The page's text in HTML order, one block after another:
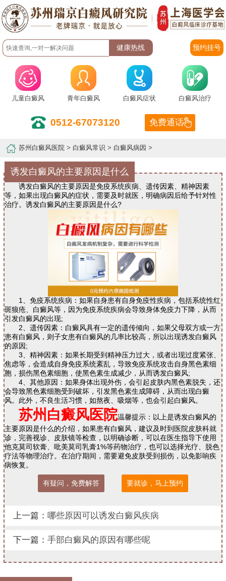
预约挂号
儿童白癜风 青年白癜风 白癜风症状 白癜风治疗
0512-67073120 免费通话
苏州白癜风医院 > 白癜风常识 > 白癜风病因 >
诱发白癜风的主要原因是什么
诱发白癜风的主要原因是免疫系统疾病、遗传因素、精神因素
等，如果出现白癜风的症状，需要及时就医，明确病因后给予针对性
治疗。诱发白癜风的主要原因是什么?
1、免疫系统疾病：如果自身患有自身免疫性疾病，包括系统性红
斑狼疮、白癜风等，因为免疫系统疾病会导致身体免疫力下降，从而
引发白癜风的出现;
2、遗传因素：白癜风具有一定的遗传倾向，如果父母双方或一方
患有白癜风，则子女患有白癜风的几率比较高，所以出现诱发白癜风
的原因;
3、精神因素：如果长期受到精神压力过大，或者出现过度紧张、
焦虑等，会造成自身免疫系统紊乱，导致免疫系统攻击自身黑色素细
胞，损伤黑色素细胞，使黑色素生成减少，从而诱发白癜风;
4、其他原因：如果身体出现外伤，会引起皮肤内黑色素脱失，还
会导致黑色素细胞受到破坏，引发黑色素生成障碍，从而出现白癜
风。此外，不良生活习惯，如熬夜、吸烟等，也会引起白癜风。
苏州白癜风医院温馨提示：以上是诱发白癜风的
主要原因是什么的介绍，如果患有白癜风，建议及时到医院皮肤科就
诊，完善视诊、皮肤镜等检查，以明确诊断，可以在医生指导下使用
他克莫司软膏、吡美莫司乳膏1%等药物治疗，也可以选择光疗、脱色
疗法等物理治疗。在治疗期间，需要避免皮肤受到损伤，以免影响疾
病恢复。
有疑问，免费解答 要就诊，马上预约
上一篇： 哪些原因可以诱发白癜风疾病
下一篇： 手部白癜风的原因有哪些呢